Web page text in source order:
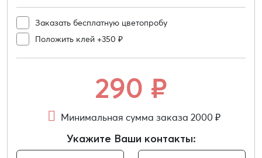
Заказать бесплатную цветопробу
Положить клей +350 ₽
290 ₽
Минимальная сумма заказа 2000 ₽
Укажите Ваши контакты: